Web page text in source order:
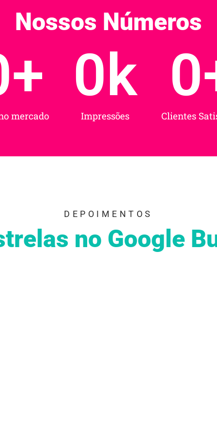
Nossos Números
mercado
+
Impressões
0k
Clientes
0
DEPOIMENTOS
no Google